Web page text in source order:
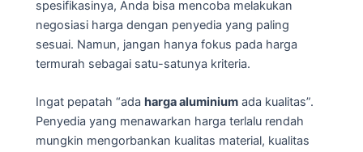
spesifikasinya, Anda bisa mencoba melakukan
negosiasi harga dengan penyedia yang paling
sesuai. Namun, jangan hanya fokus pada harga
termurah sebagai satu-satunya kriteria.
Ingat pepatah “ada harga aluminium ada kualitas”.
Penyedia yang menawarkan harga terlalu rendah
mungkin mengorbankan kualitas material, kualitas